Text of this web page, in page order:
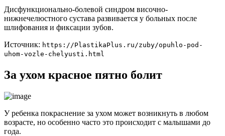
Дисфункционально-болевой синдром височно-
нижнечелюстного сустава развивается у больных после
шлифования и фиксации зубов.
Источник: https://PlastikaPlus.ru/zuby/opuhlo-pod-
uhom-vozle-chelyusti.html
За ухом красное пятно болит
У ребенка покраснение за ухом может возникнуть в любом
возрасте, но особенно часто это происходит с малышами до
года.